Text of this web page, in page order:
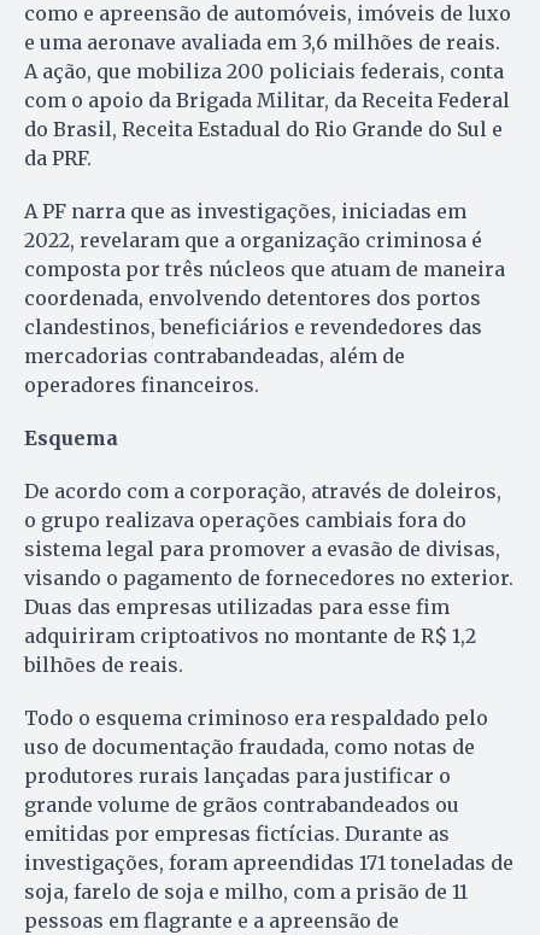
como e apreensão de automóveis, imóveis de luxo
e uma aeronave avaliada em 3,6 milhões de reais.
A ação, que mobiliza 200 policiais federais, conta
com o apoio da Brigada Militar, da Receita Federal
do Brasil, Receita Estadual do Rio Grande do Sul e
da PRF.
A PF narra que as investigações, iniciadas em
2022, revelaram que a organização criminosa é
composta por três núcleos que atuam de maneira
coordenada, envolvendo detentores dos portos
clandestinos, beneficiários e revendedores das
mercadorias contrabandeadas, além de
operadores financeiros.
Esquema
De acordo com a corporação, através de doleiros,
o grupo realizava operações cambiais fora do
sistema legal para promover a evasão de divisas,
visando o pagamento de fornecedores no exterior.
Duas das empresas utilizadas para esse fim
adquiriram criptoativos no montante de R$ 1,2
bilhões de reais.
Todo o esquema criminoso era respaldado pelo
uso de documentação fraudada, como notas de
produtores rurais lançadas para justificar o
grande volume de grãos contrabandeados ou
emitidas por empresas fictícias. Durante as
investigações, foram apreendidas 171 toneladas de
soja, farelo de soja e milho, com a prisão de 11
pessoas em flagrante e a apreensão de